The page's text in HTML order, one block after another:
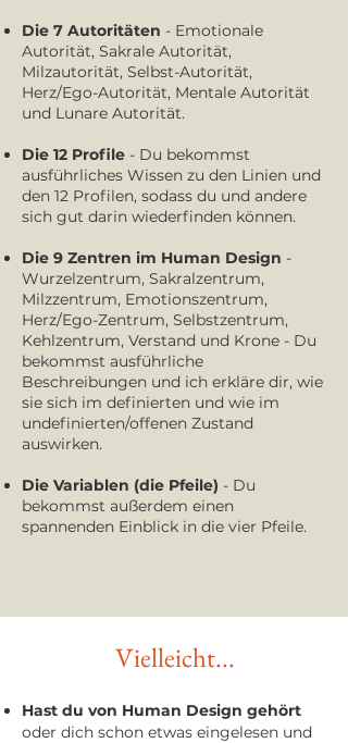
Die 7 Autoritäten - Emotionale
Autorität, Sakrale Autorität,
Milzautorität, Selbst-Autorität,
Herz/Ego-Autorität, Mentale Autorität
und Lunare Autorität.
Die 12 Profile - Du bekommst
ausführliches Wissen zu den Linien und
den 12 Profilen, sodass du und andere
sich gut darin wiederfinden können.
Die 9 Zentren im Human Design -
Wurzelzentrum, Sakralzentrum,
Milzzentrum, Emotionszentrum,
Herz/Ego-Zentrum, Selbstzentrum,
Kehlzentrum, Verstand und Krone - Du
bekommst ausführliche
Beschreibungen und ich erkläre dir, wie
sie sich im definierten und wie im
undefinierten/offenen Zustand
auswirken.
Die Variablen (die Pfeile) - Du
bekommst außerdem einen
spannenden Einblick in die vier Pfeile.
Vielleicht...
Hast du von Human Design gehört
oder dich schon etwas eingelesen und